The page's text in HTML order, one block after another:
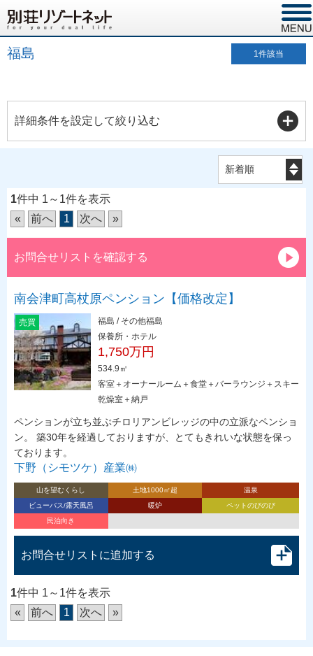
福島 1件該当
詳細条件を設定して絞り込む
1件中 1～1件を表示
«
前へ 1 次へ »
お問合せリストを確認する
南会津町高杖原ペンション【価格改定】
売買
福島 / その他福島
保養所・ホテル
1,750万円
534.9㎡
客室＋オーナールーム＋食堂＋バーラウンジ＋スキー
乾燥室＋納戸
ペンションが立ち並ぶチロリアンビレッジの中の立派なペンショ
ン。 築30年を経過しておりますが、とてもきれいな状態を保っ
ております。
下野（シモツケ）産業㈱
山を望むくらし 土地1000㎡超
温泉
ビューバス/露天風呂
暖炉
ペットのびのび
民泊向き
お問合せリストに追加する
1件中 1～1件を表示
«
前へ 1 次へ »